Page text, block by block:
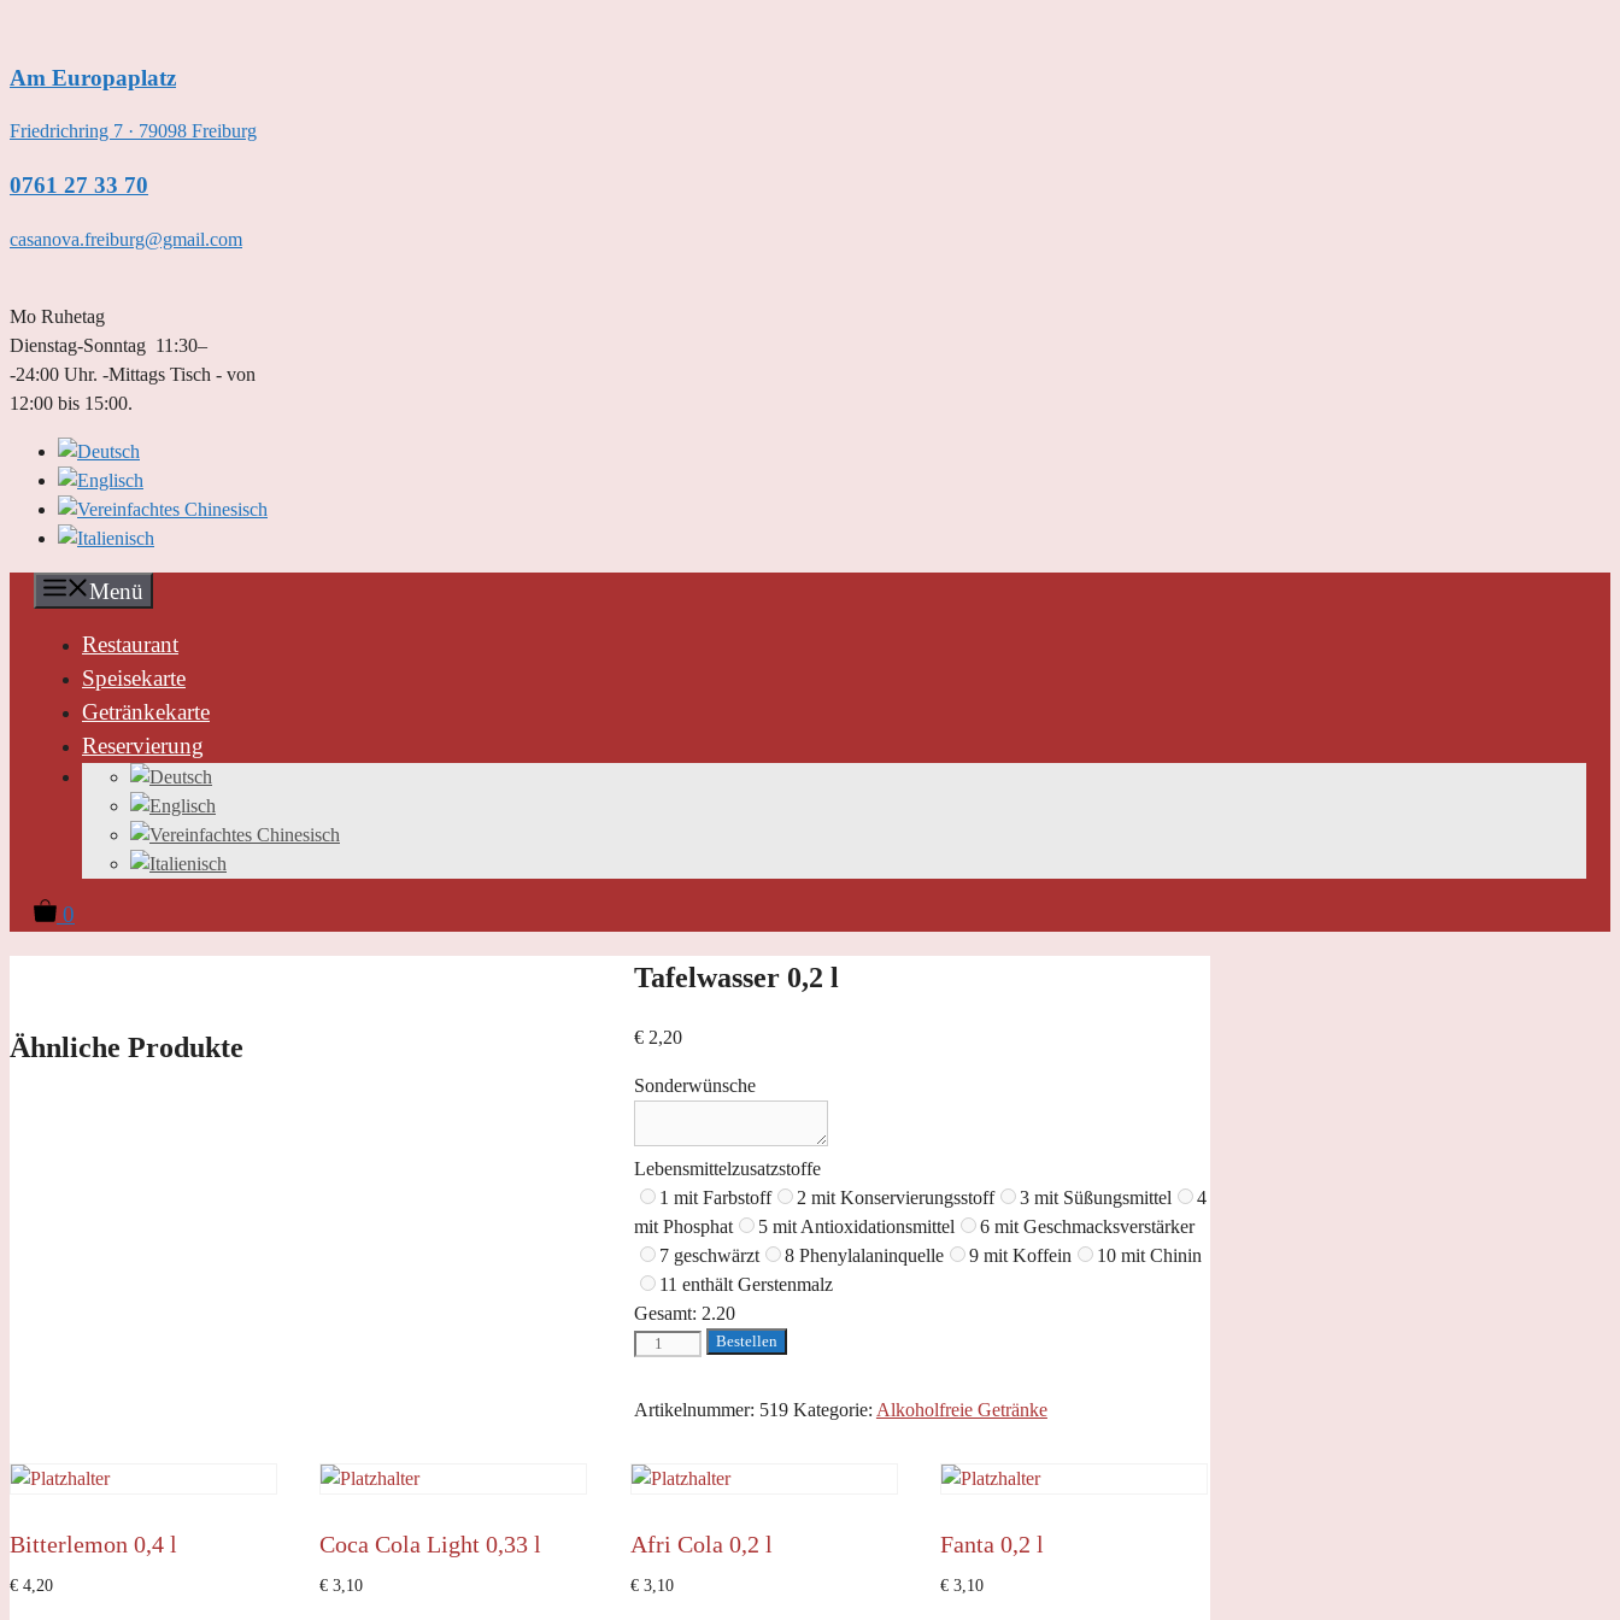
springen
Am Europaplatz
Friedrichring 7 · 79098 Freiburg
0761 27 33 70
casanova.freiburg@gmail.com
Mo Ruhetag
Dienstag-Sonntag 11:30–
-24:00 Uhr. -Mittags Tisch - von
12:00 bis 15:00.
Menü
Restaurant
Speisekarte
Getränkekarte
Reservierung
0
Tafelwasser 0,2 l
€2,20
Sonderwünsche
Lebensmittelzusatzstoffe
1 mit Farbstoff
2 mit Konservierungsstoff 3 mit Süßungsmittel
4
mit Phosphat
5 mit Antioxidationsmittel
6 mit Geschmacksverstärker
7 geschwärzt
8 Phenylalaninquelle 9 mit Koffein
10 mit Chinin
11 enthält Gerstenmalz
Gesamt: 2.20
TafelwasserBestellen
Artikelnummer: 519 Kategorie: Alkoholfreie Getränke
Ähnliche Produkte
Bitterlemon 0,4 l
€ 4,20
Coca Cola Light 0,33 l
€ 3,10
Afri Cola 0,2 l
€3,10
Fanta 0,2 l
€ 3,10